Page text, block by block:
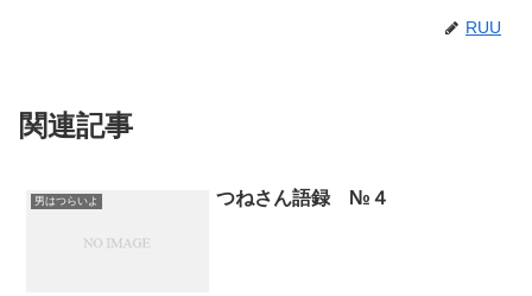
RUU
関連記事
男はつらいよ つねさん語録 №４